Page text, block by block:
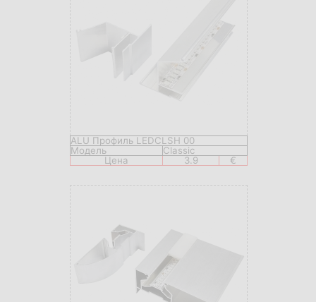
ALU Профиль LEDCLSH 00
Модель
Classic
Цена
3.9 €